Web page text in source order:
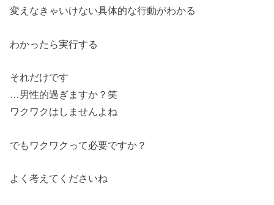
変えなきゃいけない具体的な行動がわかる
わかったら実行する
それだけです
…男性的過ぎますか？笑
ワクワクはしませんよね
でもワクワクって必要ですか？
よく考えてくださいね